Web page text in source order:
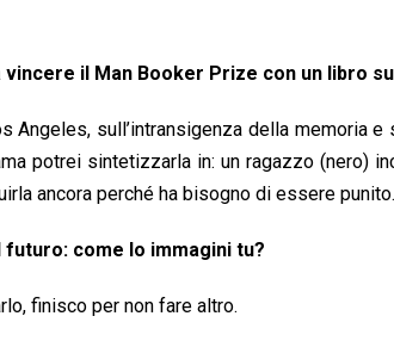
il Man Booker Prize con un libro
Angeles, sull’intransigenza della memoria
potrei sintetizzarla in: un ragazzo (nero)
ancora perché ha bisogno di essere punito.
futuro: come lo immagini tu?
finisco per non fare altro.